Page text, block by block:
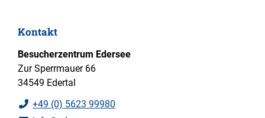
Kontakt
Besucherzentrum Edersee
Zur Sperrmauer 66
34549 Edertal
+49 (0) 5623 99980